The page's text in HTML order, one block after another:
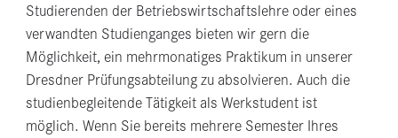
Studierenden der Betriebswirtschaftslehre oder eines
verwandten Studienganges bieten wir gern die
Möglichkeit, ein mehrmonatiges Praktikum in unserer
Dresdner Prüfungsabteilung zu absolvieren. Auch die
studienbegleitende Tätigkeit als Werkstudent ist
möglich. Wenn Sie bereits mehrere Semester Ihres